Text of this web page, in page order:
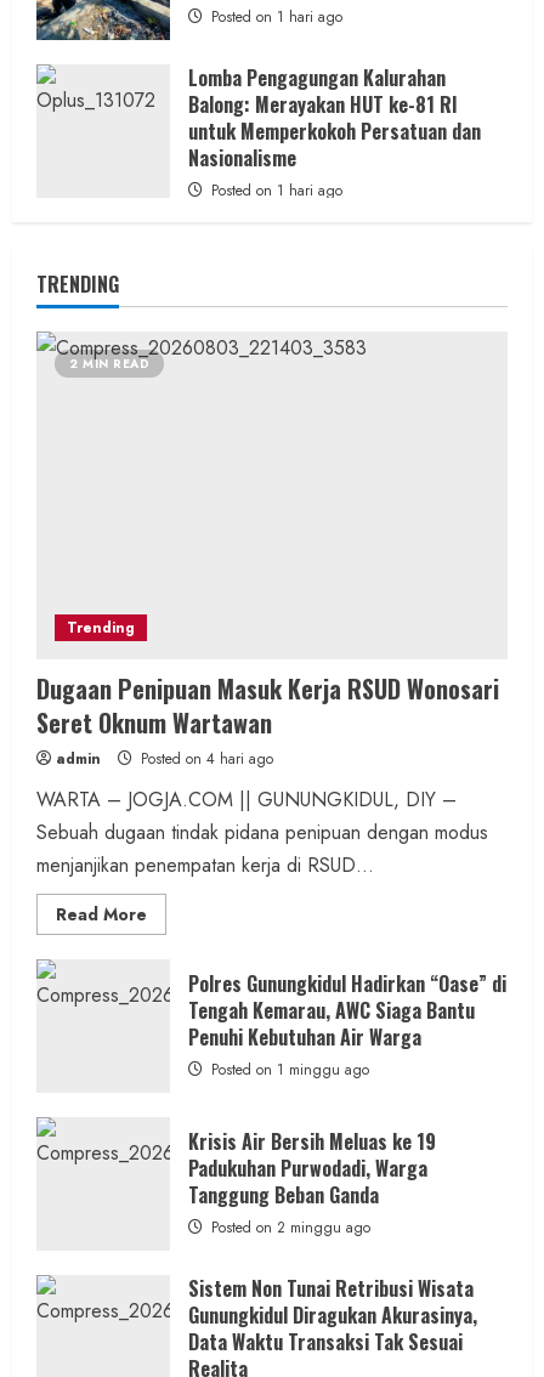
Posted on 1 hari ago
Lomba Pengagungan Kalurahan
Balong: Merayakan HUT ke-81 RI
untuk Memperkokoh Persatuan dan
Nasionalisme
Posted on 1 hari ago
TRENDING
2 MIN READ
Trending
Dugaan Penipuan Masuk Kerja RSUD Wonosari
Seret Oknum Wartawan
admin Posted on 4 hari ago
WARTA – JOGJA.COM || GUNUNGKIDUL, DIY –
Sebuah dugaan tindak pidana penipuan dengan modus
menjanjikan penempatan kerja di RSUD...
Read More
more
Penipuan
Masuk
RSUD
Wonosari
Seret
Oknum
Polres Gunungkidul Hadirkan “Oase” di
Tengah Kemarau, AWC Siaga Bantu
Penuhi Kebutuhan Air Warga
Posted on 1 minggu ago
Krisis Air Bersih Meluas ke 19
Padukuhan Purwodadi, Warga
Tanggung Beban Ganda
Posted on 2 minggu ago
Sistem Non Tunai Retribusi Wisata
Gunungkidul Diragukan Akurasinya,
Data Waktu Transaksi Tak Sesuai
Realita